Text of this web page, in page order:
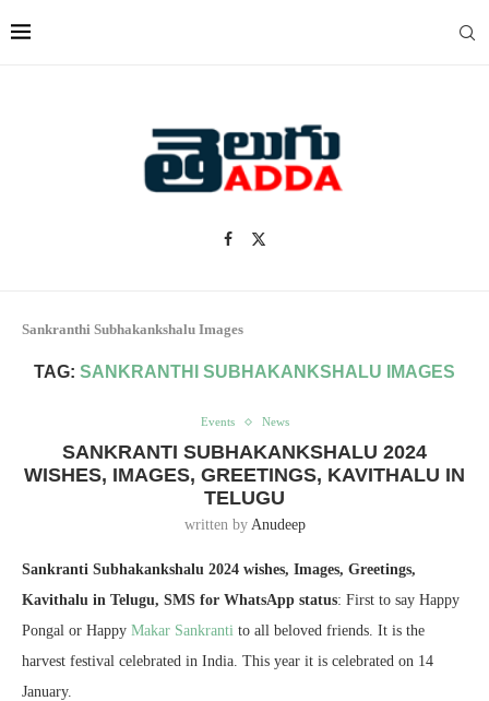
Sankranthi Subhakankshalu Images
TAG: SANKRANTHI SUBHAKANKSHALU IMAGES
Events News
SANKRANTI SUBHAKANKSHALU 2024
WISHES, IMAGES, GREETINGS, KAVITHALU IN
TELUGU
written by Anudeep
Sankranti Subhakankshalu 2024 wishes, Images, Greetings,
Kavithalu in Telugu, SMS for WhatsApp status: First to say Happy
Pongal or Happy Makar Sankranti to all beloved friends. It is the
harvest festival celebrated in India. This year it is celebrated on 14
January.